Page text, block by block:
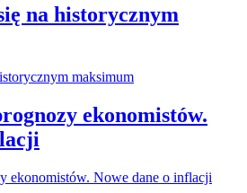
na historycznym
ekonomistów.